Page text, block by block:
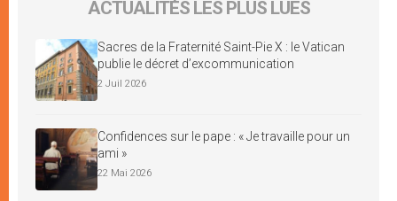
ACTUALITÉS LES PLUS LUES
Sacres de la Fraternité Saint-Pie X : le Vatican
publie le décret d’excommunication
2 Juil 2026
Confidences sur le pape : « Je travaille pour un
ami »
22 Mai 2026